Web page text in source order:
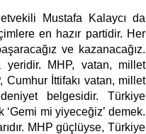
Mustafa Kalaycı da
en hazır partidir. Her
ve kazanacağız.
yeridir. MHP, vatan, millet
Cumhur İttifakı vatan, millet
belgesidir. Türkiye
‘Gemi mi yiyeceğiz’ demek.
MHP güçlüyse, Türkiye